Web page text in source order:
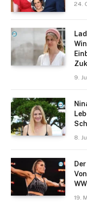
24.
9.
8.
19.